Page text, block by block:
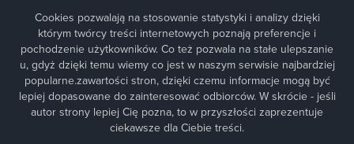
Cookies pozwalają na stosowanie statystyki i analizy dzięki
którym twórcy treści internetowych poznają preferencje i
pochodzenie użytkowników. Co też pozwala na stałe ulepszanie
u, gdyż dzięki temu wiemy co jest w naszym serwisie najbardziej
popularne.zawartości stron, dzięki czemu informacje mogą być
lepiej dopasowane do zainteresować odbiorców. W skrócie - jeśli
autor strony lepiej Cię pozna, to w przyszłości zaprezentuje
ciekawsze dla Ciebie treści.